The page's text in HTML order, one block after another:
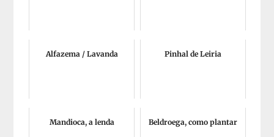
Alfazema / Lavanda Pinhal de Leiria
Mandioca, a lenda Beldroega, como plantar